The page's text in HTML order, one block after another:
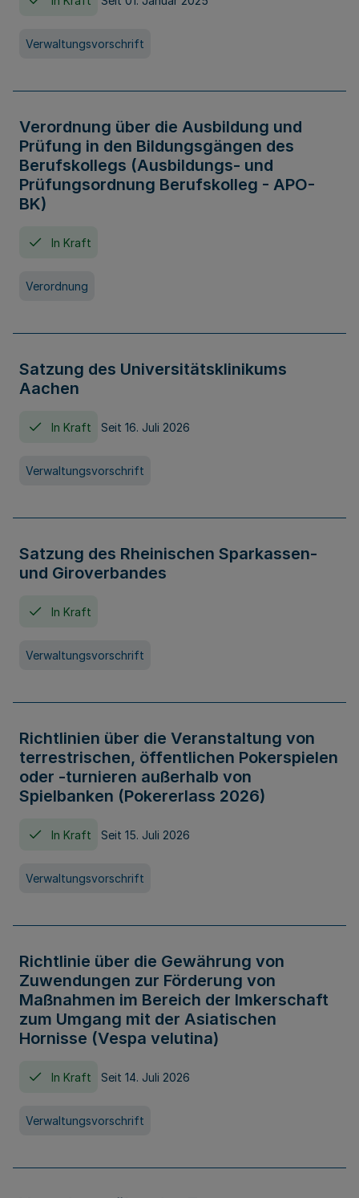
Verwaltungsvorschrift
Verordnung über die Ausbildung und
Prüfung in den Bildungsgängen des
Berufskollegs (Ausbildungs- und
Prüfungsordnung Berufskolleg - APO-
BK)
In Kraft
Verordnung
Satzung des Universitätsklinikums
Aachen
In Kraft Seit 16. Juli 2026
Verwaltungsvorschrift
Satzung des Rheinischen Sparkassen-
und Giroverbandes
In Kraft
Verwaltungsvorschrift
Richtlinien über die Veranstaltung von
terrestrischen, öffentlichen Pokerspielen
oder -turnieren außerhalb von
Spielbanken (Pokererlass 2026)
In Kraft Seit 15. Juli 2026
Verwaltungsvorschrift
Richtlinie über die Gewährung von
Zuwendungen zur Förderung von
Maßnahmen im Bereich der Imkerschaft
zum Umgang mit der Asiatischen
Hornisse (Vespa velutina)
In Kraft Seit 14. Juli 2026
Verwaltungsvorschrift